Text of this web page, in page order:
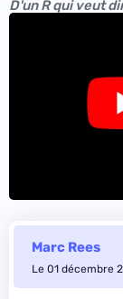
D'un R qui veut
Marc Rees
Le 01 décembre